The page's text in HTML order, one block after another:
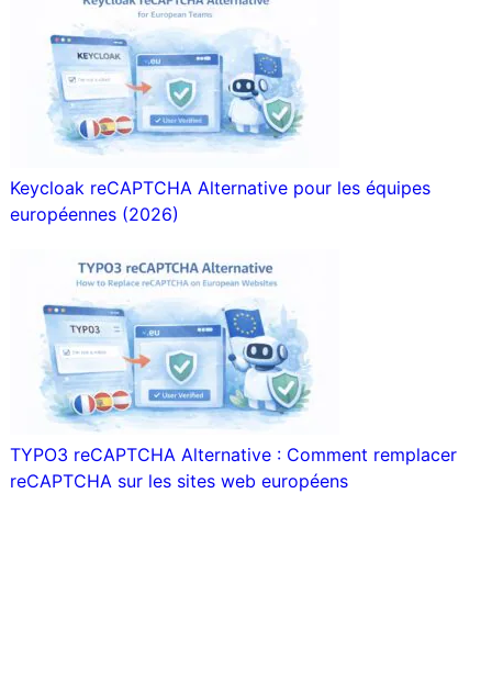
Keycloak reCAPTCHA Alternative pour les équipes
européennes (2026)
TYPO3 reCAPTCHA Alternative : Comment remplacer
reCAPTCHA sur les sites web européens